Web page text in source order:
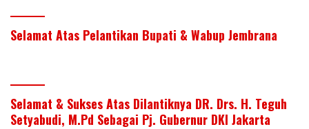
Selamat Atas Pelantikan Bupati & Wabup Jembrana
Selamat & Sukses Atas Dilantiknya DR. Drs. H. Teguh
Setyabudi, M.Pd Sebagai Pj. Gubernur DKI Jakarta